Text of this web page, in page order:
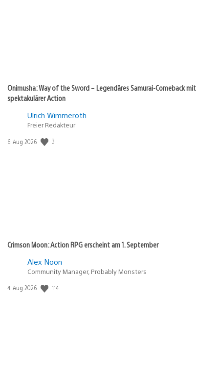
Onimusha: Way of the Sword – Legendäres Samurai-Comeback mit
spektakulärer Action
Ulrich Wimmeroth
Freier Redakteur
Veröffentlichungsdatum:
6. Aug 2026 3
Crimson Moon: Action RPG erscheint am 1. September
Alex Noon
Community Manager, Probably Monsters
Veröffentlichungsdatum:
4. Aug 2026 114